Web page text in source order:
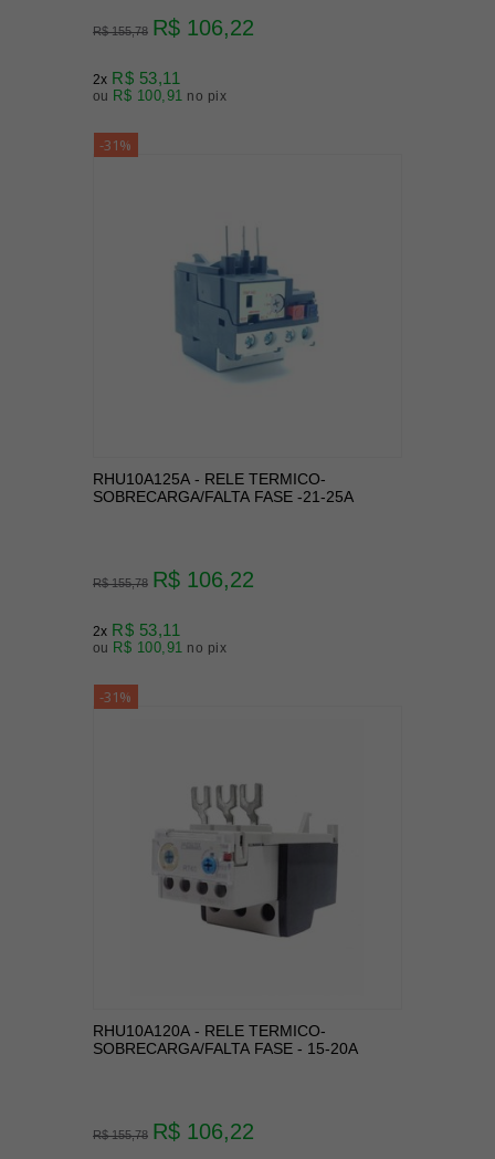
R$ 155,78 R$ 106,22
2x R$ 53,11
ou R$ 100,91 no pix
-31%
RHU10A125A - RELE TERMICO-
SOBRECARGA/FALTA FASE -21-25A
R$ 155,78 R$ 106,22
2x R$ 53,11
ou R$ 100,91 no pix
-31%
RHU10A120A - RELE TERMICO-
SOBRECARGA/FALTA FASE - 15-20A
R$ 155,78 R$ 106,22